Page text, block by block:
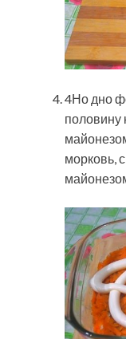
4Но дно
половину
морковь,